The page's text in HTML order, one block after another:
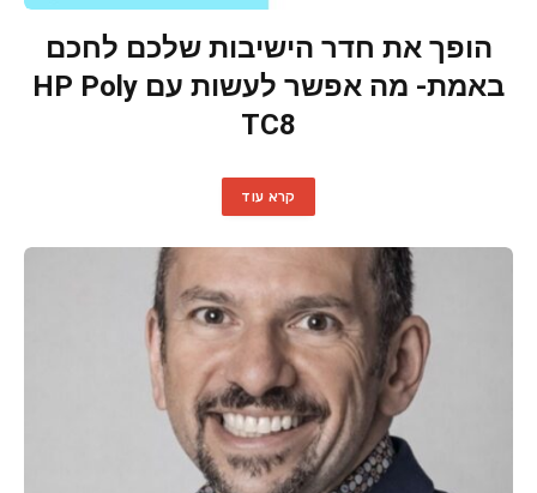
הופך את חדר הישיבות שלכם לחכם
באמת- מה אפשר לעשות עם HP Poly
TC8
קרא עוד